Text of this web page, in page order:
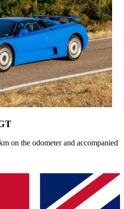
on the odometer and accompanied